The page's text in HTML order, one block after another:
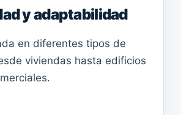
y adaptabilidad
en diferentes tipos de
viviendas hasta edificios